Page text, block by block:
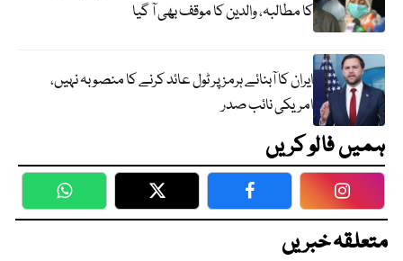
کا مطالبہ، والدین کا موقف بھی آ گیا
ایران کا آبنائے ہرمز پر ٹول عائد کرنے کا منصوبہ نہیں،
امریکی نائب صدر
ہمیں فالو کریں
WhatsApp Twitter Facebook
متعلقہ خبریں